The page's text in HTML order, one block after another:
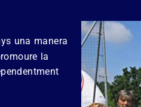
una manera
la